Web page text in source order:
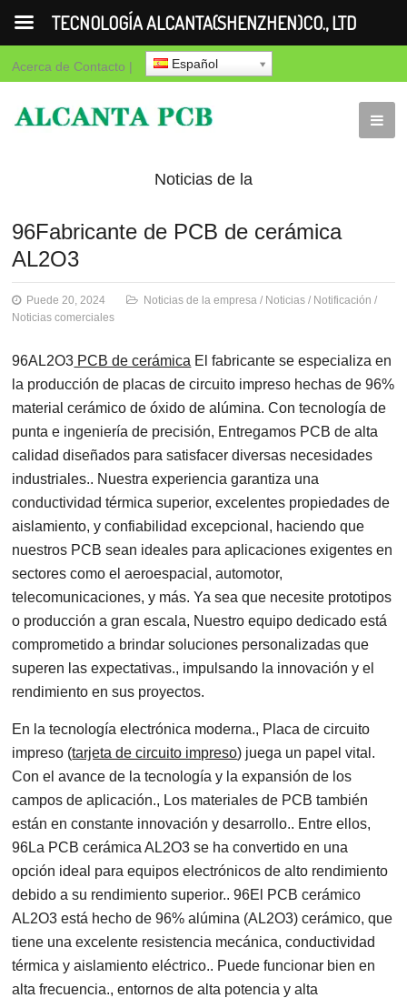
Acerca de Contacto | Español
Noticias de la
empresa Noticias Notificación
96Fabricante de PCB de cerámica
AL2O3
Puede 20, 2024 Noticias de la empresa / Noticias / Notificación /
Noticias comerciales
96AL2O3 PCB de cerámica El fabricante se especializa en
la producción de placas de circuito impreso hechas de 96%
material cerámico de óxido de alúmina. Con tecnología de
punta e ingeniería de precisión, Entregamos PCB de alta
calidad diseñados para satisfacer diversas necesidades
industriales.. Nuestra experiencia garantiza una
conductividad térmica superior, excelentes propiedades de
aislamiento, y confiabilidad excepcional, haciendo que
nuestros PCB sean ideales para aplicaciones exigentes en
sectores como el aeroespacial, automotor,
telecomunicaciones, y más. Ya sea que necesite prototipos
o producción a gran escala, Nuestro equipo dedicado está
comprometido a brindar soluciones personalizadas que
superen las expectativas., impulsando la innovación y el
rendimiento en sus proyectos.
En la tecnología electrónica moderna., Placa de circuito
impreso (tarjeta de circuito impreso) juega un papel vital.
Con el avance de la tecnología y la expansión de los
campos de aplicación., Los materiales de PCB también
están en constante innovación y desarrollo.. Entre ellos,
96La PCB cerámica AL2O3 se ha convertido en una
opción ideal para equipos electrónicos de alto rendimiento
debido a su rendimiento superior.. 96El PCB cerámico
AL2O3 está hecho de 96% alúmina (AL2O3) cerámico, que
tiene una excelente resistencia mecánica, conductividad
térmica y aislamiento eléctrico.. Puede funcionar bien en
alta frecuencia., entornos de alta potencia y alta
TECNOLOGÍA ALCANTA(SHENZHEN)CO., LTD